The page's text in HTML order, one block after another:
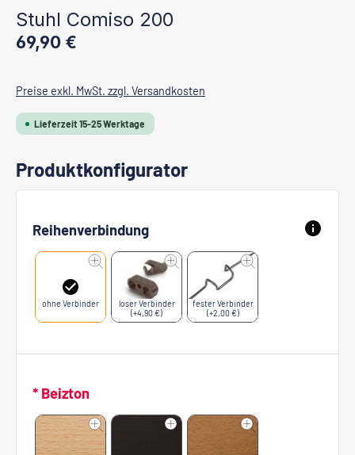
Stuhl Comiso 200
Regulärer Preis:
69,90 €
Preise exkl. MwSt. zzgl. Versandkosten
Lieferzeit 15-25 Werktage
Produktkonfigurator
Reihenverbindung
ohne Verbinder
loser Verbinder
(+4,90 €)
fester Verbinder
(+2,00 €)
* Beizton